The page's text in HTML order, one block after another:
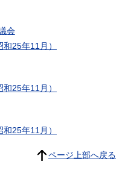
会
25年11月）
25年11月）
25年11月）
ページ上部へ戻る